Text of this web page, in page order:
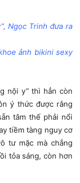
Ngọc Trinh đưa ra
ảnh bikini sexy
nội y” thì hẳn còn
ý thức được rằng
tâm thế phải nổi
tiềm tàng nguy cơ
tư mặc mà chẳng
tỏa sáng, còn hơn